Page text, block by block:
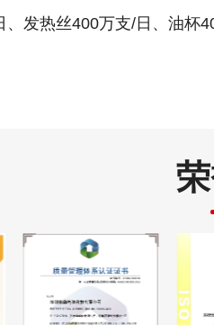
、发热丝400万支/日、油杯